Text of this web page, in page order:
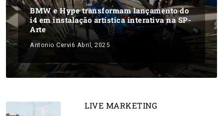
BMW e Hype transformam lançamento do
i4 em instalação artística interativa na SP-
Arte
Antonio Cervi6 Abril, 2025
LIVE MARKETING